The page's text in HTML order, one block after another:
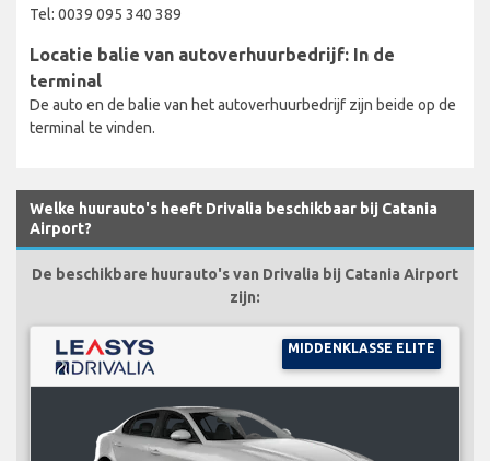
Tel: 0039 095 340 389
Locatie balie van autoverhuurbedrijf: In de
terminal
De auto en de balie van het autoverhuurbedrijf zijn beide op de
terminal te vinden.
Welke huurauto's heeft Drivalia beschikbaar bij Catania
Airport?
De beschikbare huurauto's van Drivalia bij Catania Airport
zijn:
MIDDENKLASSE ELITE